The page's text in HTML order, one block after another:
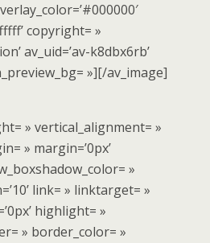
copyright= »
av_uid=’av-k8dbx6rb’
»][/av_image]
» vertical_alignment= »
» margin=’0px’
»
link= » linktarget= »
highlight= »
» border_color= »